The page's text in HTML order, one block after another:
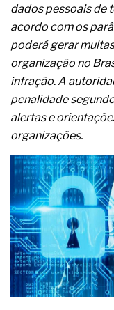
Os
O
morte
O
de
O
As
A
modelo
A IA
dados pessoais de
acordo com os
poderá gerar
organização no
infração. A
penalidade
alertas e
organizações.